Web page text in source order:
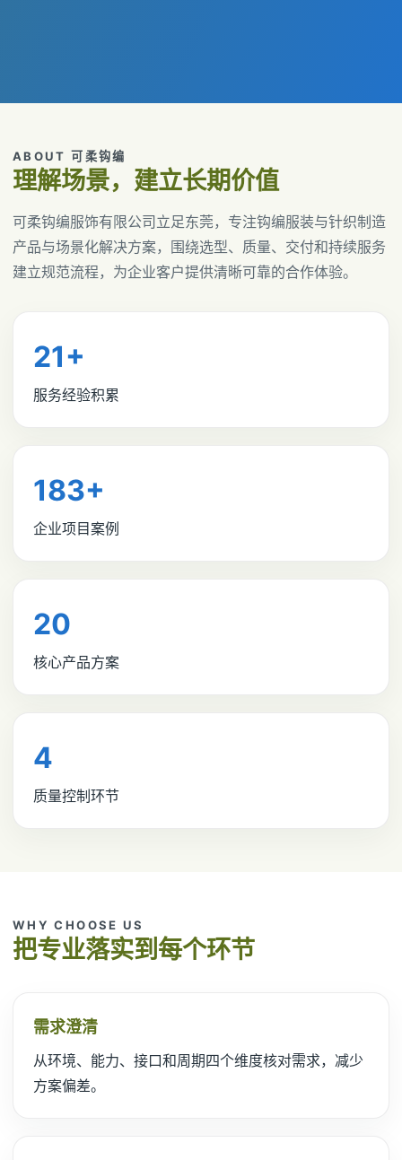
ABOUT 可柔钩编
理解场景，建立长期价值
可柔钩编服饰有限公司立足东莞，专注钩编服装与针织制造
产品与场景化解决方案，围绕选型、质量、交付和持续服务
建立规范流程，为企业客户提供清晰可靠的合作体验。
21+
服务经验积累
183+
企业项目案例
20
核心产品方案
4
质量控制环节
WHY CHOOSE US
把专业落实到每个环节
需求澄清
从环境、能力、接口和周期四个维度核对需求，减少
方案偏差。